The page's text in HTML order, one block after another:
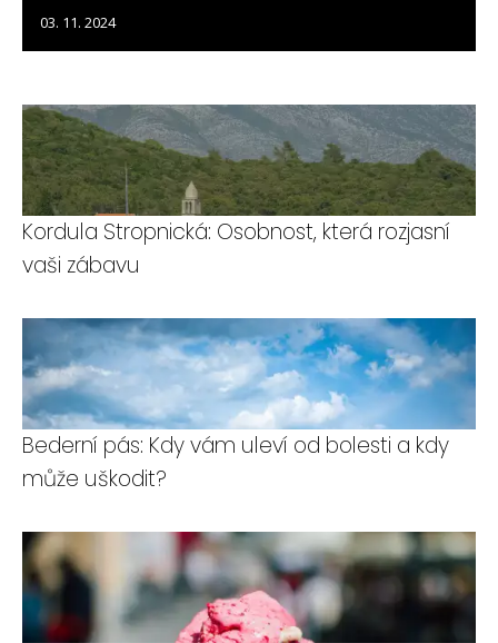
03. 11. 2024
Kordula Stropnická: Osobnost, která rozjasní
vaši zábavu
Bederní pás: Kdy vám uleví od bolesti a kdy
může uškodit?